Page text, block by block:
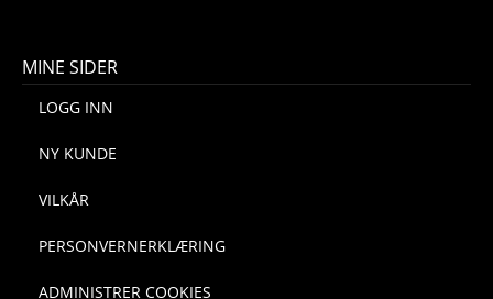
MINE SIDER
LOGG INN
NY KUNDE
VILKÅR
PERSONVERNERKLÆRING
ADMINISTRER COOKIES